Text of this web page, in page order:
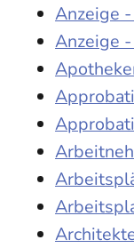
Anzeige
Anzeige